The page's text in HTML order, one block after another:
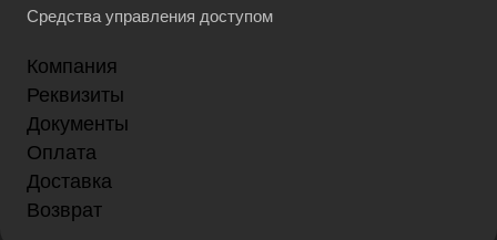
Средства управления доступом
Компания
Реквизиты
Документы
Оплата
Доставка
Возврат